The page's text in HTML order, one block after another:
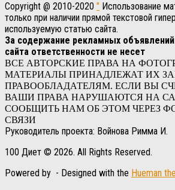
Copyright @ 2010-2020 " Использование
только при наличии прямой текстовой
используемую статью сайта.
За содержание рекламных
сайта ответственности не несет
ВСЕ АВТОРСКИЕ ПРАВА НА
МАТЕРИАЛЫ ПРИНАДЛЕЖАТ ИХ
ПРАВООБЛАДАТЕЛЯМ. ЕСЛИ ВЫ
ВАШИ ПРАВА НАРУШАЮТСЯ НА
СООБЩИТЬ НАМ ОБ ЭТОМ ЧЕРЕЗ
СВЯЗИ
Руководитель проекта: Войнова Римма И.
100 Диет © 2026. All Rights Reserved.
Powered by - Designed with the Hueman